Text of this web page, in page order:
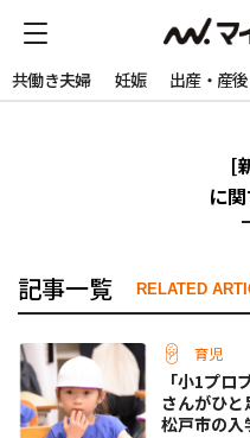
共働き夫婦 妊娠 出産・産後
[
に
記事一覧 RELATED
育児
「小1プ
さんがひ
松戸市の入